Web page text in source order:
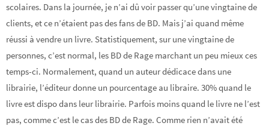
scolaires. Dans la journée, je n’ai dû voir passer qu’une vingtaine de
clients, et ce n’étaient pas des fans de BD. Mais j’ai quand même
réussi à vendre un livre. Statistiquement, sur une vingtaine de
personnes, c’est normal, les BD de Rage marchant un peu mieux ces
temps-ci. Normalement, quand un auteur dédicace dans une
librairie, l’éditeur donne un pourcentage au libraire. 30% quand le
livre est dispo dans leur librairie. Parfois moins quand le livre ne l’est
pas, comme c’est le cas des BD de Rage. Comme rien n’avait été